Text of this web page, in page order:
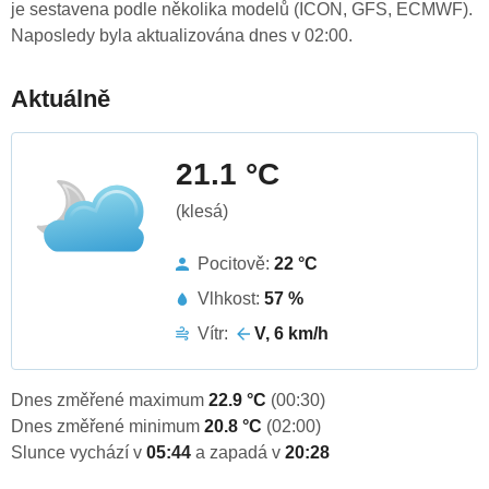
je sestavena podle několika modelů (ICON, GFS, ECMWF).
Naposledy byla aktualizována dnes v 02:00.
Aktuálně
21.1 °C
(klesá)
Pocitově: 22 °C
Vlhkost: 57 %
Vítr:
V, 6 km/h
Dnes změřené maximum 22.9 °C (00:30)
Dnes změřené minimum 20.8 °C (02:00)
Slunce vychází v 05:44 a zapadá v 20:28